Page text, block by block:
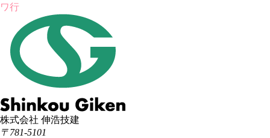
ワ行
株式会社 伸浩技建
〒781-5101